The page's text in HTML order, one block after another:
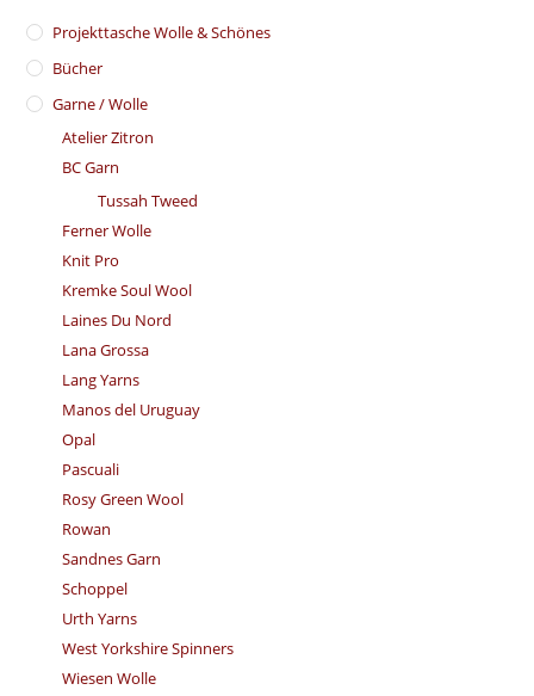
​Projekttasche Wolle & Schönes
Bücher
Garne / Wolle
Atelier Zitron
BC Garn
Tussah Tweed
Ferner Wolle
Knit Pro
Kremke Soul Wool
Laines Du Nord
Lana Grossa
Lang Yarns
Manos del Uruguay
Opal
Pascuali
Rosy Green Wool
Rowan
Sandnes Garn
Schoppel
Urth Yarns
West Yorkshire Spinners
Wiesen Wolle